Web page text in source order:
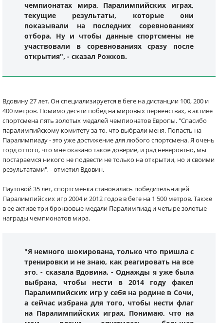
чемпионатах мира, Паралимпийских играх,
текущие результаты, которые они
показывали на последних соревнованиях
отбора. Ну и чтобы данные спортсмены не
участвовали в соревнованиях сразу после
открытия", - сказал Рожков.
Вдовину 27 лет. Он специализируется в беге на дистанции 100, 200 и
400 метров. Помимо десяти побед на мировых первенствах, в активе
спортсмена пять золотых медалей чемпионатов Европы. "Спасибо
паралимпийскому комитету за то, что выбрали меня. Попасть на
Паралимпиаду - это уже достижение для любого спортсмена. Я очень
горд оттого, что мне оказано такое доверие, и рад невероятно, мы
постараемся никого не подвести не только на открытии, но и своими
результатами", - отметил Вдовин.
Паутовой 35 лет, спортсменка становилась победительницей
Паралимпийских игр 2004 и 2012 годов в беге на 1 500 метров. Также
в ее активе три бронзовые медали Паралимпиад и четыре золотые
награды чемпионатов мира.
"Я немного шокирована, только что пришла с
тренировки и не знаю, как реагировать на все
это, - сказала Вдовина. - Однажды я уже была
выбрана, чтобы нести в 2014 году факел
Паралимпийских игр у себя на родине в Сочи,
а сейчас избрана для того, чтобы нести флаг
на Паралимпийских играх. Понимаю, что на